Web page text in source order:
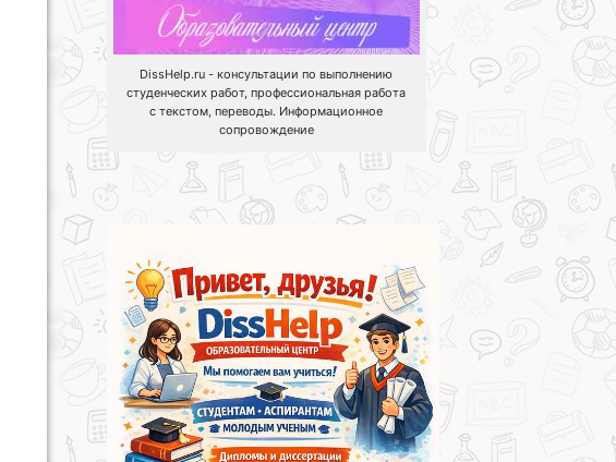
DissHelp.ru - консультации по выполнению
студенческих работ, профессиональная работа
с текстом, переводы. Информационное
сопровождение